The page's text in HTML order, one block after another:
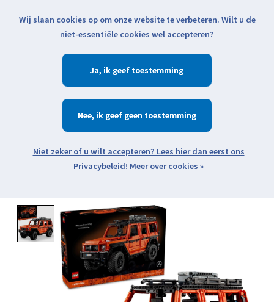
Klik voor actuele verzendinformatie...
Verlanglijst
Zoeken
Open webshop menu
Product image slideshow Items
Wij slaan cookies op om onze website te verbeteren. Wilt u de
niet-essentiële cookies wel accepteren?
Ja
Nee
Meer over cookies »